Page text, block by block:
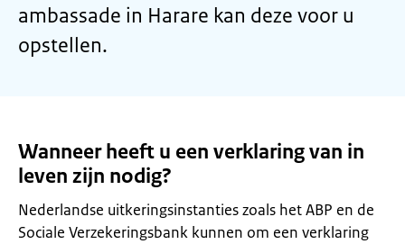
ambassade in Harare kan deze voor u
opstellen.
Wanneer heeft u een verklaring van in
leven zijn nodig?
Nederlandse uitkeringsinstanties zoals het ABP en de
Sociale Verzekeringsbank kunnen om een verklaring